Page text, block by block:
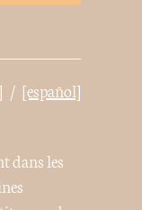
[español]
dans les